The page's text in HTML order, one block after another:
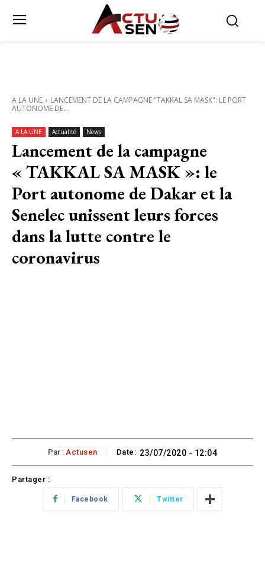
A LA UNE
LANCEMENT DE LA CAMPAGNE "TAKKAL SA MASK": LE PORT
AUTONOME DE...
A LA UNE Actualité News
Lancement de la campagne
« TAKKAL SA MASK »: le
Port autonome de Dakar et la
Senelec unissent leurs forces
dans la lutte contre le
coronavirus
Par : Actusen Date: 23/07/2020 - 12:04
Partager :
Facebook Twitter